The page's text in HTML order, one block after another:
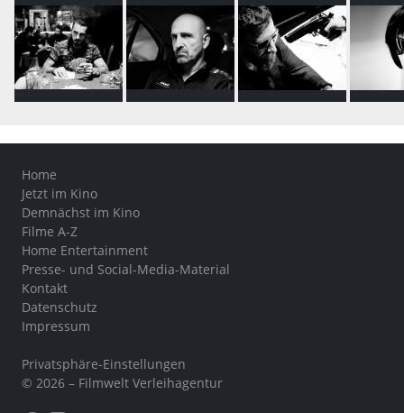
Home
Jetzt im Kino
Demnächst im Kino
Filme A-Z
Home Entertainment
Presse- und Social-Media-Material
Kontakt
Datenschutz
Impressum
Privatsphäre-Einstellungen
© 2026 – Filmwelt Verleihagentur